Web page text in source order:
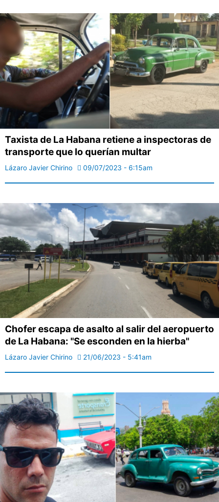
Taxista de La Habana retiene a inspectoras de
transporte que lo querían multar
Lázaro Javier Chirino 09/07/2023 - 6:15am
Chofer escapa de asalto al salir del aeropuerto
de La Habana: "Se esconden en la hierba"
Lázaro Javier Chirino 21/06/2023 - 5:41am